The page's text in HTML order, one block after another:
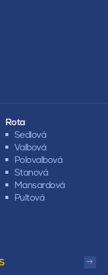
Rota
Sedlová
Valbová
Polovalbová
Stanová
Mansardová
Pultová